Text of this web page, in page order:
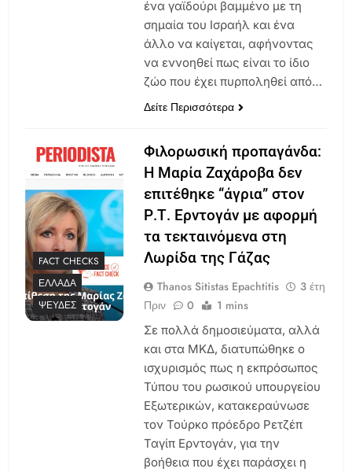
ένα γαϊδούρι βαμμένο με τη
σημαία του Ισραήλ και ένα
άλλο να καίγεται, αφήνοντας
να εννοηθεί πως είναι το ίδιο
ζώο που έχει πυρποληθεί από…
Δείτε Περισσότερα
FACT CHECKS
ΕΛΛΆΔΑ
ΨΕΥΔΈΣ
Φιλορωσική προπαγάνδα:
Η Μαρία Ζαχάροβα δεν
επιτέθηκε “άγρια” στον
Ρ.Τ. Ερντογάν με αφορμή
τα τεκταινόμενα στη
Λωρίδα της Γάζας
Thanos Sitistas Epachtitis
3 έτη
Πριν
0 1 mins
Σε πολλά δημοσιεύματα, αλλά
και στα ΜΚΔ, διατυπώθηκε ο
ισχυρισμός πως η εκπρόσωπος
Τύπου του ρωσικού υπουργείου
Εξωτερικών, κατακεραύνωσε
τον Τούρκο πρόεδρο Ρετζέπ
Ταγίπ Ερντογάν, για την
βοήθεια που έχει παράσχει η